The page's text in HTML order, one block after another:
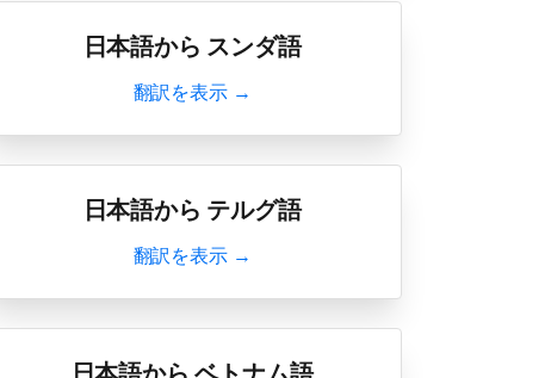
日本語から スンダ語
翻訳を表示 →
日本語から テルグ語
翻訳を表示 →